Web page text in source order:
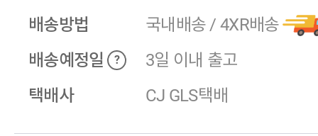
배송방법
국내배송 / 4XR배송
배송예정일
?
3일 이내 출고
택배사
CJ GLS택배